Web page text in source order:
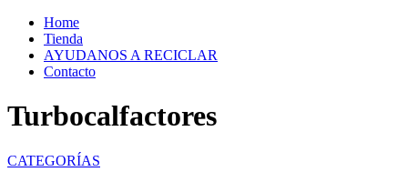
Home
Tienda
AYUDANOS A RECICLAR
Contacto
Turbocalfactores
CATEGORÍAS